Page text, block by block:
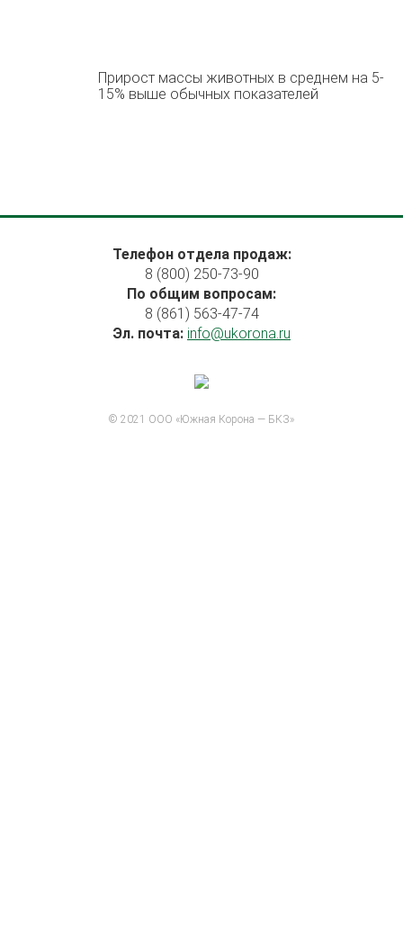
Прирост массы животных в среднем на 5-
15% выше обычных показателей
Телефон отдела продаж:
8 (800) 250-73-90
По общим вопросам:
8 (861) 563-47-74
Эл. почта: info@ukorona.ru
© 2021 ООО «Южная Корона — БКЗ»